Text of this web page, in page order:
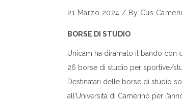
21 Marzo 2024 / By Cus
BORSE DI STUDIO
Unicam ha diramato il bando con
26 borse di studio per sportive/
Destinatari delle borse di studio
all’Università di Camerino per